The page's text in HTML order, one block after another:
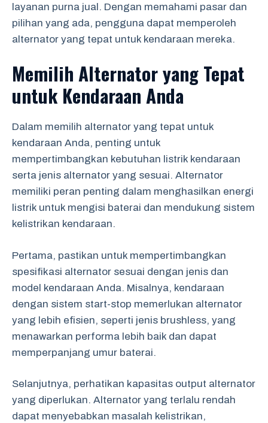
layanan purna jual. Dengan memahami pasar dan
pilihan yang ada, pengguna dapat memperoleh
alternator yang tepat untuk kendaraan mereka.
Memilih Alternator yang Tepat
untuk Kendaraan Anda
Dalam memilih alternator yang tepat untuk
kendaraan Anda, penting untuk
mempertimbangkan kebutuhan listrik kendaraan
serta jenis alternator yang sesuai. Alternator
memiliki peran penting dalam menghasilkan energi
listrik untuk mengisi baterai dan mendukung sistem
kelistrikan kendaraan.
Pertama, pastikan untuk mempertimbangkan
spesifikasi alternator sesuai dengan jenis dan
model kendaraan Anda. Misalnya, kendaraan
dengan sistem start-stop memerlukan alternator
yang lebih efisien, seperti jenis brushless, yang
menawarkan performa lebih baik dan dapat
memperpanjang umur baterai.
Selanjutnya, perhatikan kapasitas output alternator
yang diperlukan. Alternator yang terlalu rendah
dapat menyebabkan masalah kelistrikan,